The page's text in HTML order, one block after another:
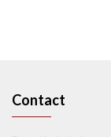
Contact